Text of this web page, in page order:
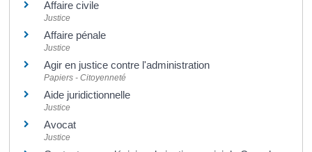
Affaire civile
Justice
Affaire pénale
Justice
Agir en justice contre l'administration
Papiers - Citoyenneté
Aide juridictionnelle
Justice
Avocat
Justice